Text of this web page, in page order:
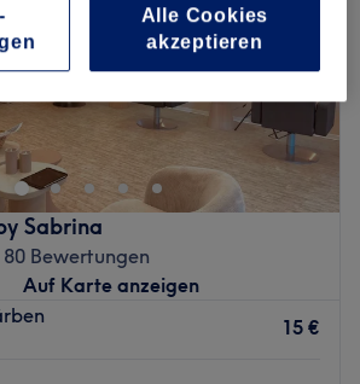
Sabrina
80 Bewertungen
Auf Karte anzeigen
15 €
Alle Cookies
akzeptieren